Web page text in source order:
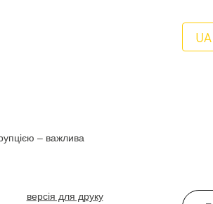
UA
– важлива
версія для друку